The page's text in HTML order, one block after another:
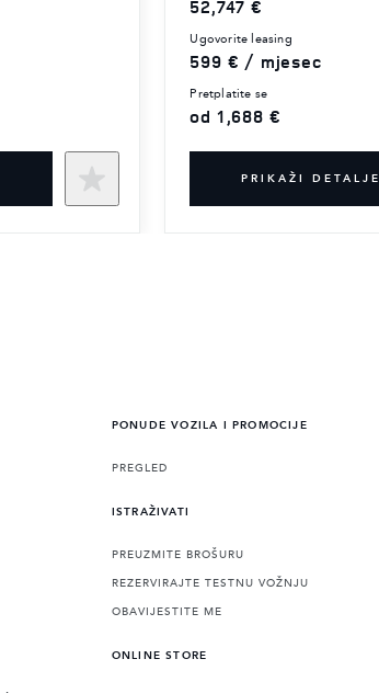
52,747 €
ugovorite leasing
599 € / mjesec
pretplatite se
od 1,688 €
PRIKAŽI DETALJE
PONUDE VOZILA I PROMOCIJE
PREGLED
ISTRAŽIVATI
PREUZMITE BROŠURU
REZERVIRAJTE TESTNU VOŽNJU
OBAVIJESTITE ME
ONLINE STORE